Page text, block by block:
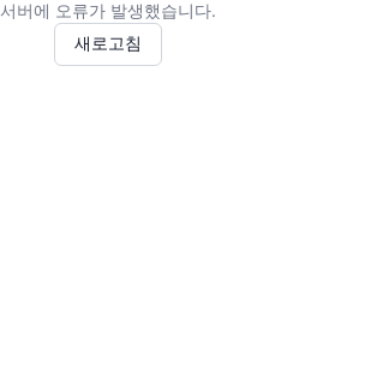
서버에 오류가 발생했습니다.
새로고침